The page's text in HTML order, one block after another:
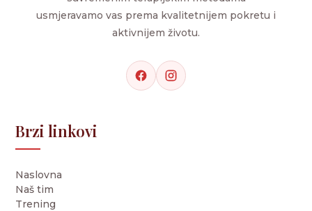
usmjeravamo vas prema kvalitetnijem pokretu i
aktivnijem životu.
Brzi linkovi
Naslovna
Naš tim
Trening